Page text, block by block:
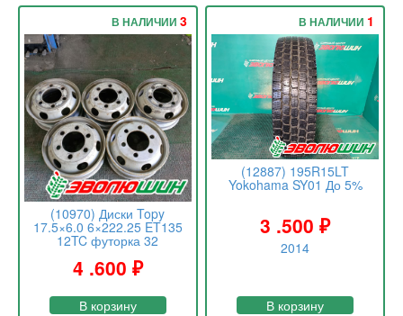
(10970) Диски Topy
17.5×6.0 6×222.25 ET135
12TC футорка 32
4 .600 ₽
В НАЛИЧИИ 3
В корзину
(12887) 195R15LT
Yokohama SY01 До 5%
3 .500₽
2014
В НАЛИЧИИ 1
В корзину